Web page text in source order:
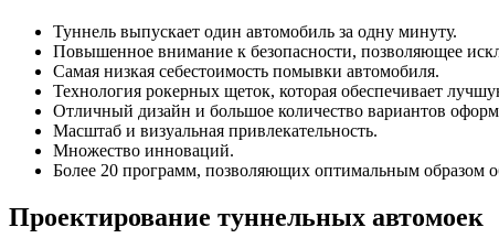
Туннель выпускает один автомобиль за одну минуту.
Повышенное внимание к безопасности, позволяющее
Самая низкая себестоимость помывки автомобиля.
Технология рокерных щеток, которая обеспечивает
Отличный дизайн и большое количество вариантов
Масштаб и визуальная привлекательность.
Множество инноваций.
Более 20 программ, позволяющих оптимальным образом
Проектирование туннельных автомоек